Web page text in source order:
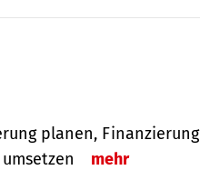
planen,
mehr